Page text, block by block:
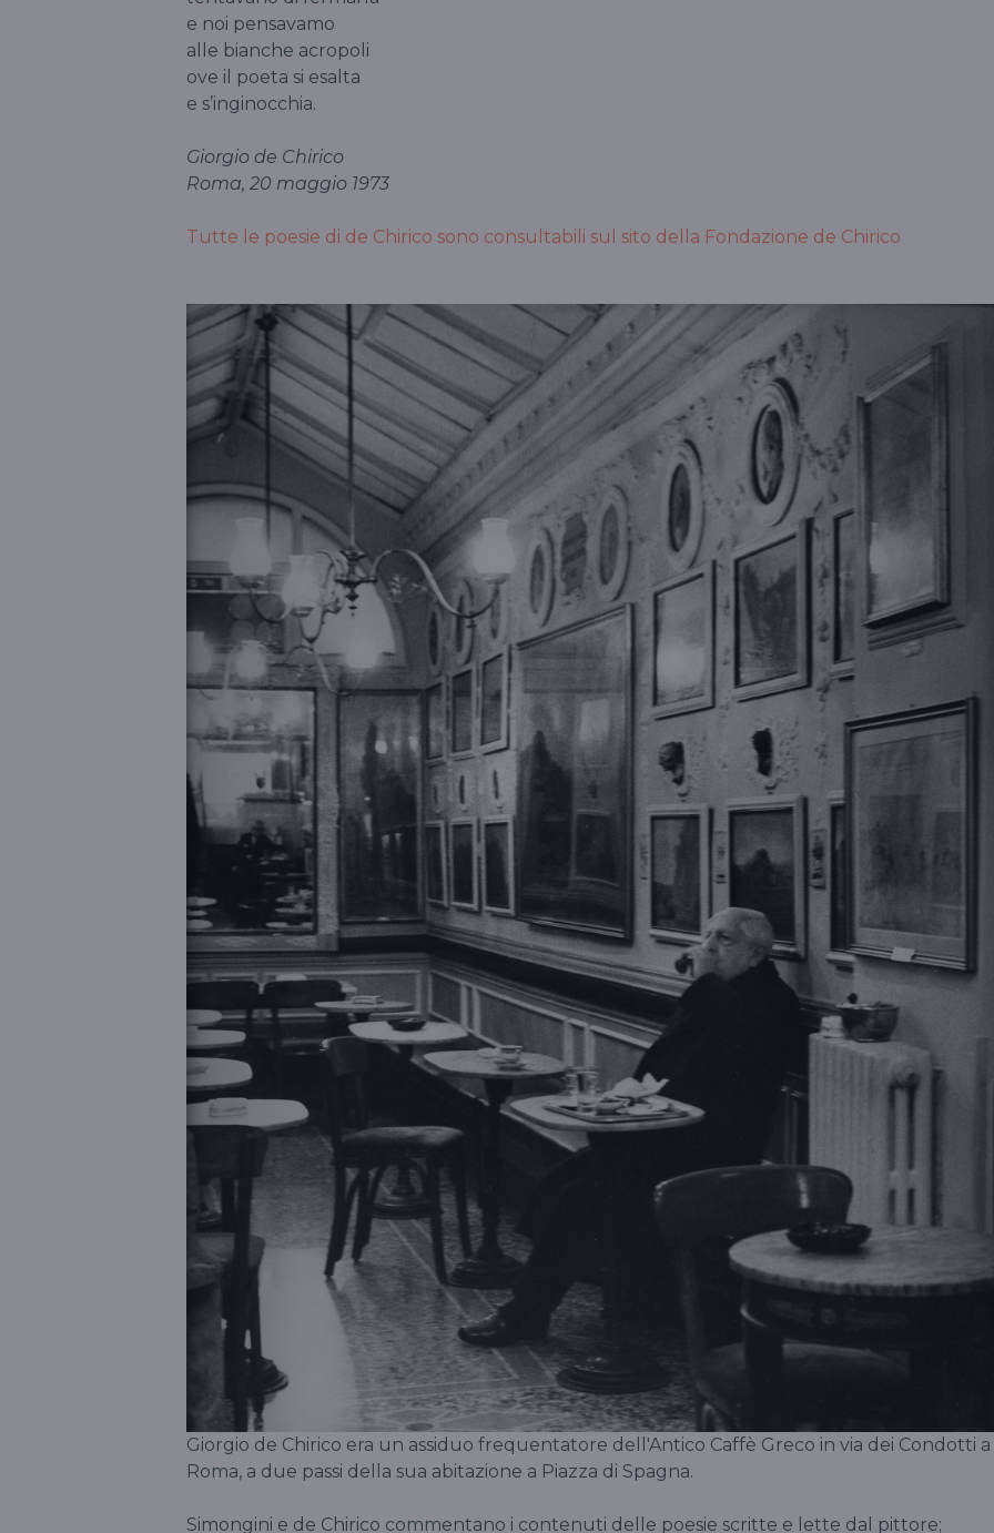
e noi pensavamo
alle bianche acropoli
ove il poeta si esalta
e s’inginocchia.
Giorgio de Chirico
Roma, 20 maggio 1973
Tutte le poesie di de Chirico sono consultabili sul sito della Fondazione de Chirico
Giorgio de Chirico era un assiduo frequentatore dell'Antico Caffè Greco in via dei Condotti a
Roma, a due passi della sua abitazione a Piazza di Spagna.
Simongini e de Chirico commentano i contenuti delle poesie scritte e lette dal pittore;